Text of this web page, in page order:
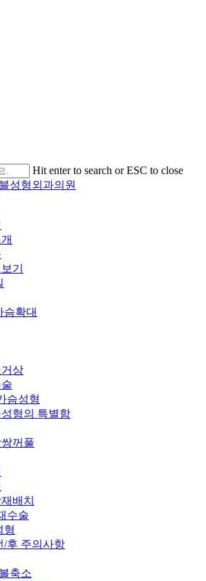
Hit enter to search or ESC to close
기
슴확대
상
슴성형
형의 특별함
꺼풀
배치
수술
형
/후 주의사항
축소